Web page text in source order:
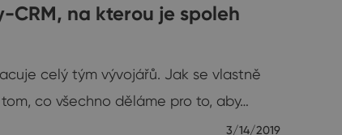
CRM, na kterou je spoleh
celý tým vývojářů. Jak se vlastně
co všechno děláme pro to, aby…
3/14/2019